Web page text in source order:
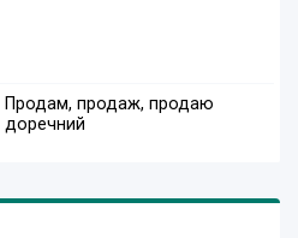
Продам, продаж, продаю
доречний